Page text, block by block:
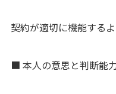
契約が適切に機能する
■ 本人の意思と判断能